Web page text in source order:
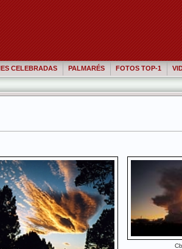
CELEBRADAS PALMARÉS FOTOS TOP-1